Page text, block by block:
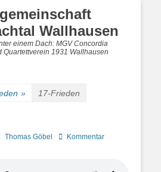
Wallhausen
einem Dach: MGV Concordia
Quartettverein 1931 Wallhausen
» 17-Frieden
Thomas Göbel
Kommentar